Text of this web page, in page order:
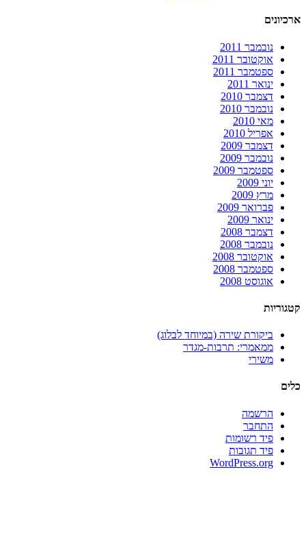
ארכיונים
נובמבר 2011
אוקטובר 2011
ספטמבר 2011
ינואר 2011
דצמבר 2010
נובמבר 2010
מאי 2010
אפריל 2010
דצמבר 2009
נובמבר 2009
ספטמבר 2009
יוני 2009
מרץ 2009
פברואר 2009
ינואר 2009
דצמבר 2008
נובמבר 2008
אוקטובר 2008
ספטמבר 2008
אוגוסט 2008
קטגוריות
ביקורת שירה (במיוחד לבלוג)
ממאמרי: תרבות-מגדר
משירי
כלים
הרשמה
התחבר
פיד רשומות
פיד תגובות
WordPress.org